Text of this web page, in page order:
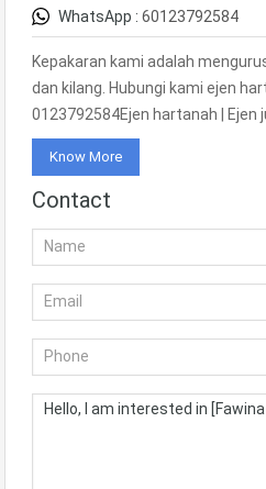
WhatsApp : 60123792584
Kepakaran kami adalah
dan kilang. Hubungi kami ejen
0123792584Ejen hartanah | Ejen
Know More
Contact